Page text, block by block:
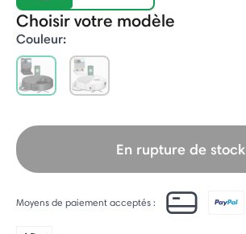
Choisir votre modèle
Couleur:
En rupture de stock
Moyens de paiement acceptés :